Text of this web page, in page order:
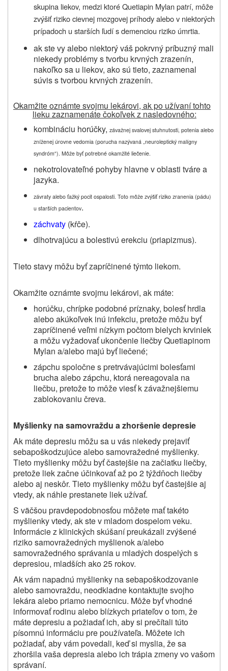
skupina liekov, medzi ktoré Quetiapin Mylan patrí, môže
zvýšiť riziko cievnej mozgovej príhody alebo v niektorých
prípadoch u starších ľudí s demenciou riziko úmrtia.
ak ste vy alebo niektorý váš pokrvný príbuzný mali
niekedy problémy s tvorbu krvných zrazenín,
nakoľko sa u liekov, ako sú tieto, zaznamenal
súvis s tvorbou krvných zrazenín.
Okamžite oznámte svojmu lekárovi, ak po užívaní tohto
lieku zaznamenáte čokoľvek z nasledovného:
kombináciu horúčky, závažnej svalovej stuhnutosti, potenia alebo
zníženej úrovne vedomia (porucha nazývaná „neuroleptický malígny
syndróm“). Môže byť potrebné okamžité liečenie.
nekotrolovateľné pohyby hlavne v oblasti tváre a
jazyka.
závraty alebo ťažký pocit ospalosti. Toto môže zvýšiť riziko zranenia (pádu)
u starších pacientov.
záchvaty (kŕče).
dlhotrvajúcu a bolestivú erekciu (priapizmus).
Tieto stavy môžu byť zapríčinené týmto liekom.
Okamžite oznámte svojmu lekárovi, ak máte:
horúčku, chrípke podobné príznaky, bolesť hrdla
alebo akúkoľvek inú infekciu, pretože môžu byť
zapríčinené veľmi nízkym počtom bielych krviniek
a môžu vyžadovať ukončenie liečby Quetiapinom
Mylan a/alebo majú byť liečené;
zápchu spoločne s pretrvávajúcimi bolesťami
brucha alebo zápchu, ktorá nereagovala na
liečbu, pretože to môže viesť k závažnejšiemu
zablokovaniu čreva.
Myšlienky na samovraždu a zhoršenie depresie
Ak máte depresiu môžu sa u vás niekedy prejaviť
sebapoškodzujúce alebo samovražedné myšlienky.
Tieto myšlienky môžu byť častejšie na začiatku liečby,
pretože liek začne účinkovať až po 2 týždňoch liečby
alebo aj neskôr. Tieto myšlienky môžu byť častejšie aj
vtedy, ak náhle prestanete liek užívať.
S väčšou pravdepodobnosťou môžete mať takéto
myšlienky vtedy, ak ste v mladom dospelom veku.
Informácie z klinických skúšaní preukázali zvýšené
riziko samovražedných myšlienok a/alebo
samovražedného správania u mladých dospelých s
depresiou, mladších ako 25 rokov.
Ak vám napadnú myšlienky na sebapoškodzovanie
alebo samovraždu, neodkladne kontaktujte svojho
lekára alebo priamo nemocnicu. Môže byť vhodné
informovať rodinu alebo blízkych priateľov o tom, že
máte depresiu a požiadať ich, aby si prečítali túto
písomnú informáciu pre používateľa. Môžete ich
požiadať, aby vám povedali, keď si myslia, že sa
zhoršila vaša depresia alebo ich trápia zmeny vo vašom
správaní.